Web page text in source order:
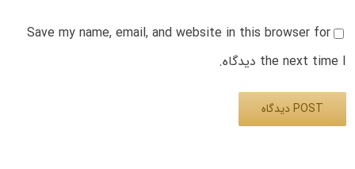
Save my name, email, and website in this browser for
the next time I دیدگاه.